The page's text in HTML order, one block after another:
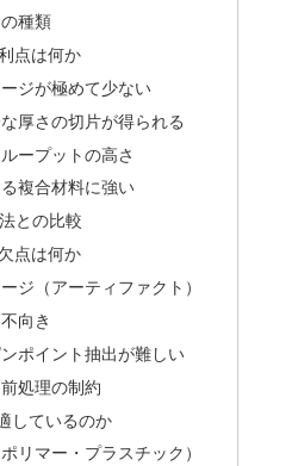
種類
点は何か
ジが極めて少ない
厚さの切片が得られる
ープットの高さ
複合材料に強い
との比較
点は何か
ジ（アーティファクト）
向き
ポイント抽出が難しい
処理の制約
しているのか
リマー・プラスチック）